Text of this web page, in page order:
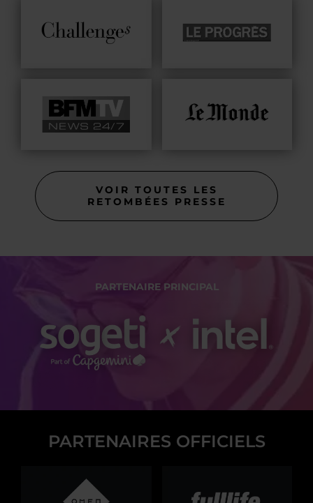
VOIR TOUTES LES
RETOMBÉES PRESSE
PARTENAIRE PRINCIPAL
PARTENAIRES OFFICIELS